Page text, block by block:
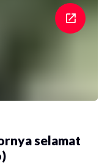
selamat